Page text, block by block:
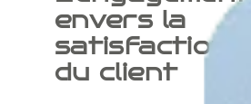
envers la
satisfaction
du client